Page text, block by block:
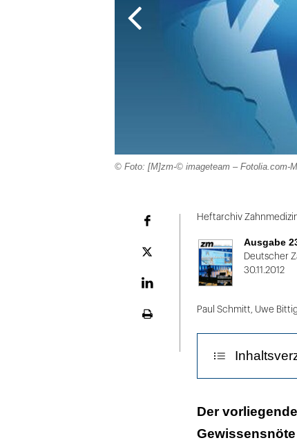
© Foto: [M]zm-© imageteam – Fotolia.com-
Plattform
Heftarchiv
Ausgabe
Deutscher
30.11.2012
Paul Schmitt, Uwe
Der
Der